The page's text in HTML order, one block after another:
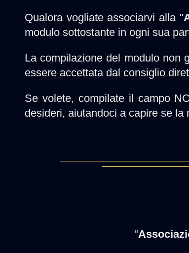
Qualora vogliate associarvi alla "
modulo sottostante in ogni sua
La compilazione del modulo non
essere accettata dal consiglio
Se volete, compilate il campo
desideri, aiutandoci a capire se
"